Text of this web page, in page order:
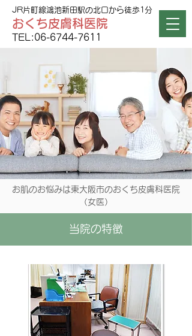
​おくち皮膚科医院
TEL:06-6744-7611
JR片町線鴻池新田駅の北口から徒歩1分
お肌のお悩みは東大阪市のおくち皮膚科医院
（女医）
​当院の特徴